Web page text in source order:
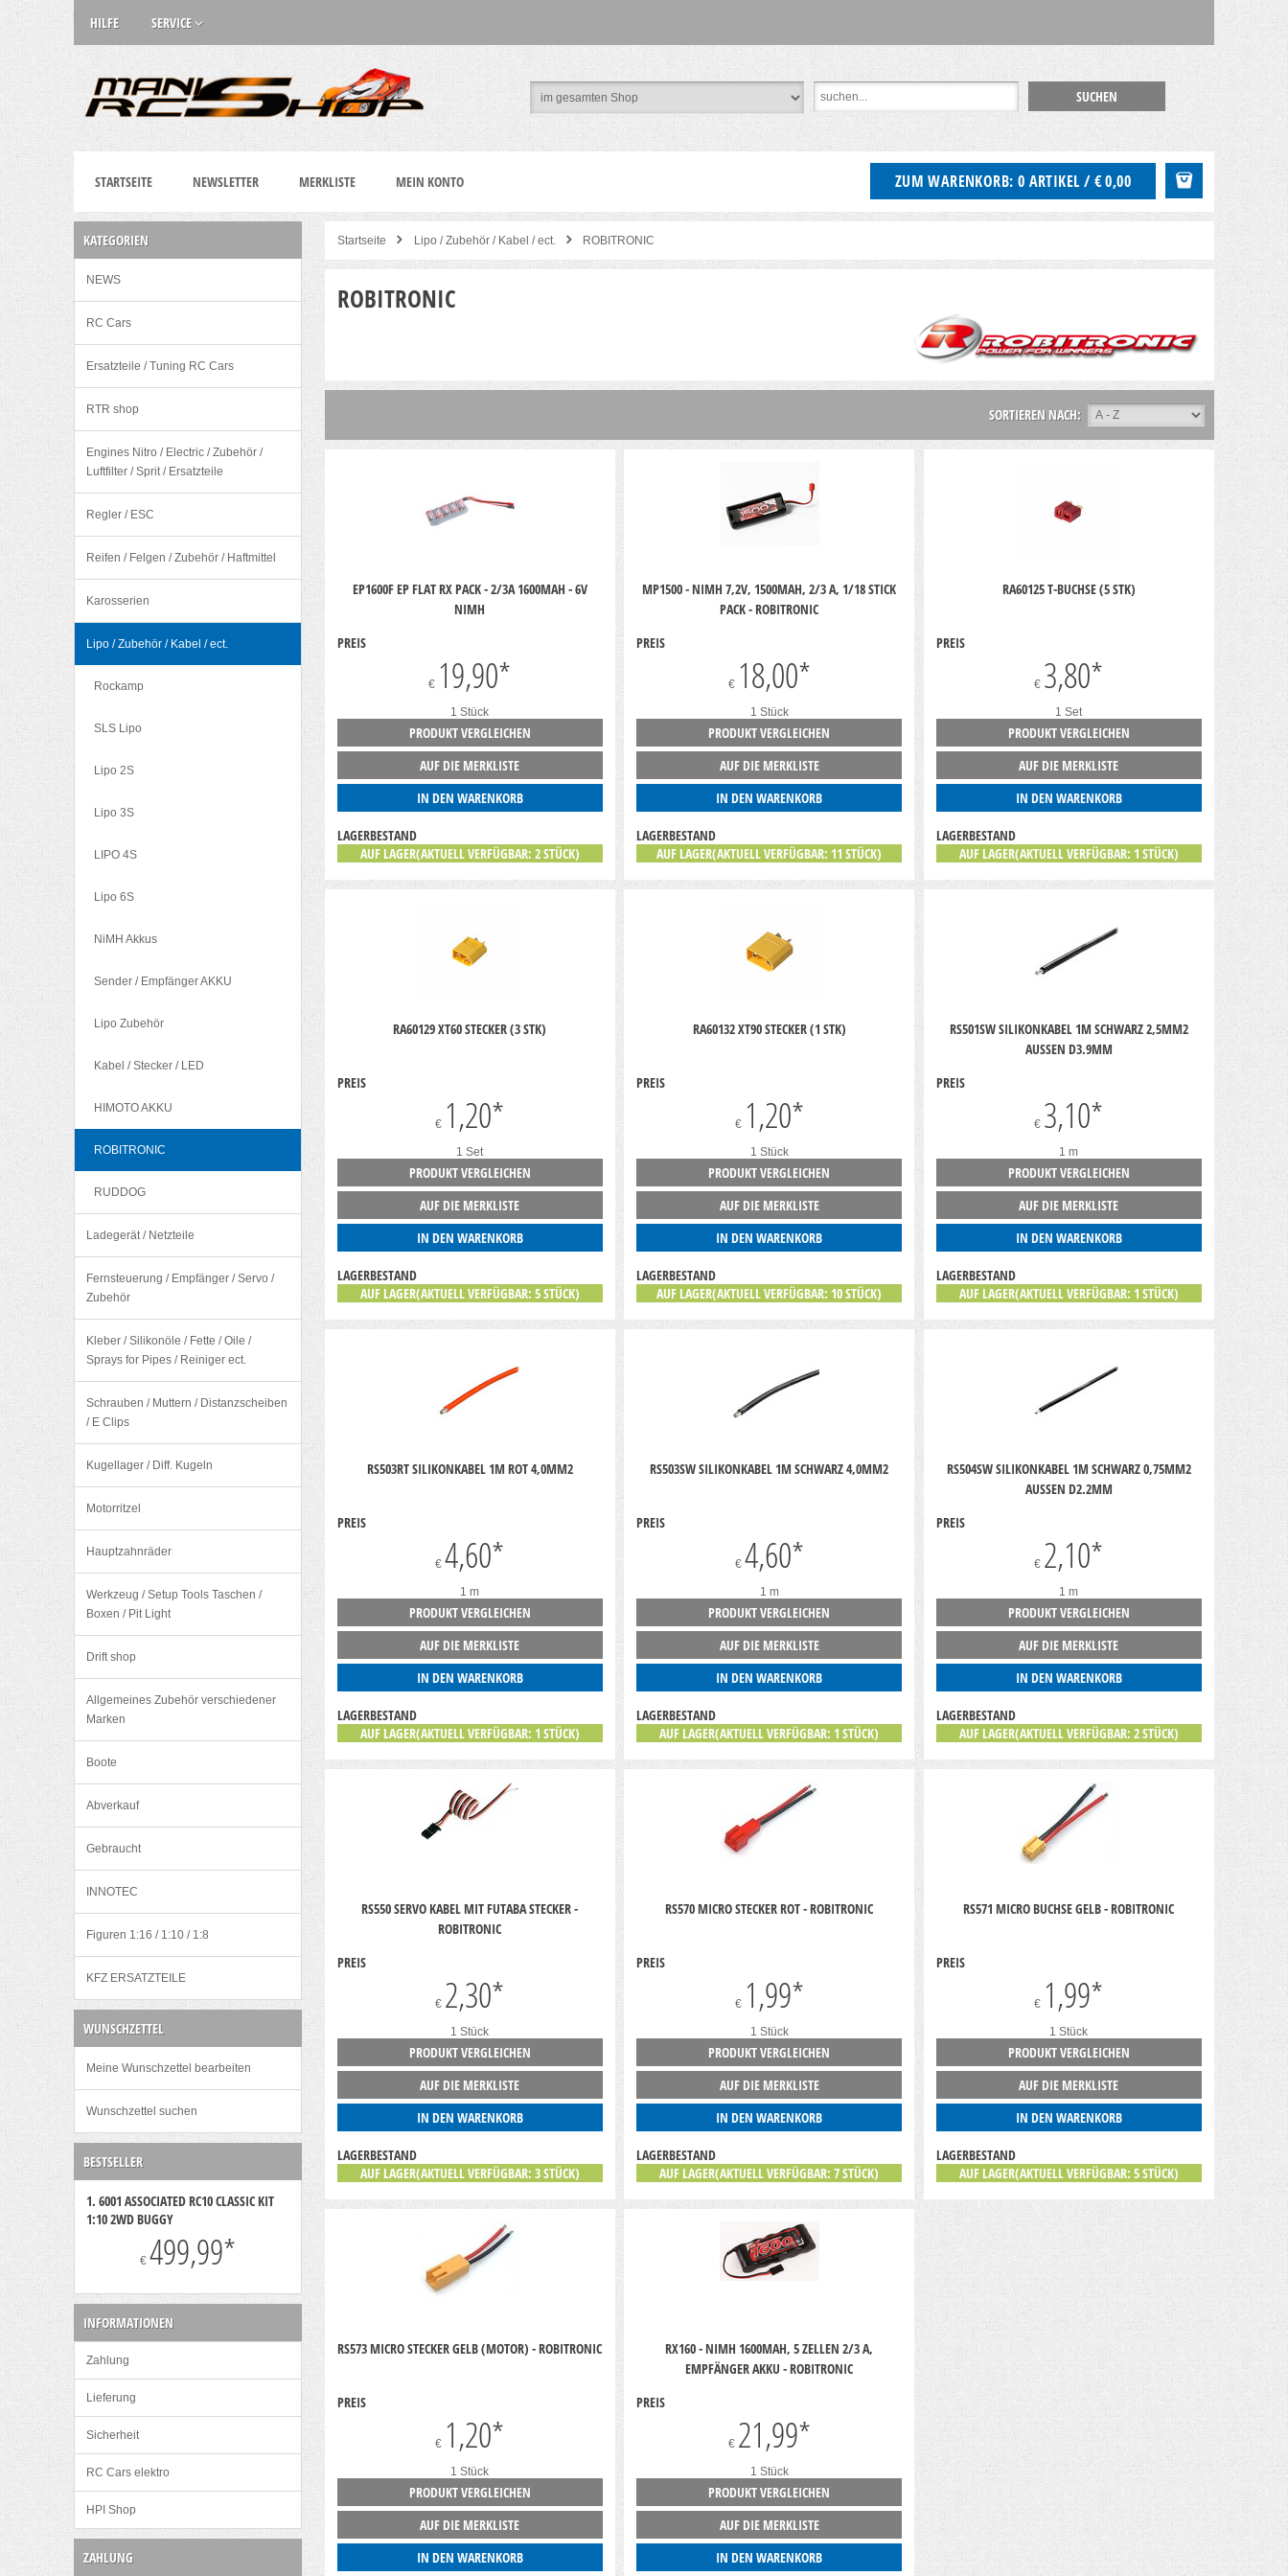
HILFE SERVICE
STARTSEITE NEWSLETTER MERKLISTE MEIN KONTO ZUM WARENKORB: 0 ARTIKEL / € 0,00
Startseite Lipo / Zubehör / Kabel / ect. ROBITRONIC
ROBITRONIC
SORTIEREN NACH:
EP1600F EP FLAT RX PACK - 2/3A 1600MAH - 6V
NIMH
PREIS
€ 19,90*
1 Stück
PRODUKT VERGLEICHEN
AUF DIE MERKLISTE
IN DEN WARENKORB
LAGERBESTAND
AUF LAGER(AKTUELL VERFÜGBAR: 2 STÜCK)
MP1500 - NIMH 7,2V, 1500MAH, 2/3 A, 1/18 STICK
PACK - ROBITRONIC
PREIS
€ 18,00*
1 Stück
PRODUKT VERGLEICHEN
AUF DIE MERKLISTE
IN DEN WARENKORB
LAGERBESTAND
AUF LAGER(AKTUELL VERFÜGBAR: 11 STÜCK)
RA60125 T-BUCHSE (5 STK)
PREIS
€ 3,80*
1 Set
PRODUKT VERGLEICHEN
AUF DIE MERKLISTE
IN DEN WARENKORB
LAGERBESTAND
AUF LAGER(AKTUELL VERFÜGBAR: 1 STÜCK)
RA60129 XT60 STECKER (3 STK)
PREIS
€ 1,20*
1 Set
PRODUKT VERGLEICHEN
AUF DIE MERKLISTE
IN DEN WARENKORB
LAGERBESTAND
AUF LAGER(AKTUELL VERFÜGBAR: 5 STÜCK)
RA60132 XT90 STECKER (1 STK)
PREIS
€ 1,20*
1 Stück
PRODUKT VERGLEICHEN
AUF DIE MERKLISTE
IN DEN WARENKORB
LAGERBESTAND
AUF LAGER(AKTUELL VERFÜGBAR: 10 STÜCK)
RS501SW SILIKONKABEL 1M SCHWARZ 2,5MM2
AUSSEN D3.9MM
PREIS
€ 3,10*
1 m
PRODUKT VERGLEICHEN
AUF DIE MERKLISTE
IN DEN WARENKORB
LAGERBESTAND
AUF LAGER(AKTUELL VERFÜGBAR: 1 STÜCK)
RS503RT SILIKONKABEL 1M ROT 4,0MM2
PREIS
€ 4,60*
1 m
PRODUKT VERGLEICHEN
AUF DIE MERKLISTE
IN DEN WARENKORB
LAGERBESTAND
AUF LAGER(AKTUELL VERFÜGBAR: 1 STÜCK)
RS503SW SILIKONKABEL 1M SCHWARZ 4,0MM2
PREIS
€ 4,60*
1 m
PRODUKT VERGLEICHEN
AUF DIE MERKLISTE
IN DEN WARENKORB
LAGERBESTAND
AUF LAGER(AKTUELL VERFÜGBAR: 1 STÜCK)
RS504SW SILIKONKABEL 1M SCHWARZ 0,75MM2
AUSSEN D2.2MM
PREIS
€ 2,10*
1 m
PRODUKT VERGLEICHEN
AUF DIE MERKLISTE
IN DEN WARENKORB
LAGERBESTAND
AUF LAGER(AKTUELL VERFÜGBAR: 2 STÜCK)
RS550 SERVO KABEL MIT FUTABA STECKER -
ROBITRONIC
PREIS
€ 2,30*
1 Stück
PRODUKT VERGLEICHEN
AUF DIE MERKLISTE
IN DEN WARENKORB
LAGERBESTAND
AUF LAGER(AKTUELL VERFÜGBAR: 3 STÜCK)
RS570 MICRO STECKER ROT - ROBITRONIC
PREIS
€ 1,99*
1 Stück
PRODUKT VERGLEICHEN
AUF DIE MERKLISTE
IN DEN WARENKORB
LAGERBESTAND
AUF LAGER(AKTUELL VERFÜGBAR: 7 STÜCK)
RS571 MICRO BUCHSE GELB - ROBITRONIC
PREIS
€ 1,99*
1 Stück
PRODUKT VERGLEICHEN
AUF DIE MERKLISTE
IN DEN WARENKORB
LAGERBESTAND
AUF LAGER(AKTUELL VERFÜGBAR: 5 STÜCK)
RS573 MICRO STECKER GELB (MOTOR) - ROBITRONIC
PREIS
€ 1,20*
1 Stück
PRODUKT VERGLEICHEN
AUF DIE MERKLISTE
IN DEN WARENKORB
RX160 - NIMH 1600MAH, 5 ZELLEN 2/3 A,
EMPFÄNGER AKKU - ROBITRONIC
PREIS
€ 21,99*
1 Stück
PRODUKT VERGLEICHEN
AUF DIE MERKLISTE
IN DEN WARENKORB
KATEGORIEN
NEWS
RC Cars
Ersatzteile / Tuning RC Cars
RTR shop
Engines Nitro / Electric / Zubehör /
Luftfilter / Sprit / Ersatzteile
Regler / ESC
Reifen / Felgen / Zubehör / Haftmittel
Karosserien
Lipo / Zubehör / Kabel / ect.
Rockamp
SLS Lipo
Lipo 2S
Lipo 3S
LIPO 4S
Lipo 6S
NiMH Akkus
Sender / Empfänger AKKU
Lipo Zubehör
Kabel / Stecker / LED
HIMOTO AKKU
ROBITRONIC
RUDDOG
Ladegerät / Netzteile
Fernsteuerung / Empfänger / Servo /
Zubehör
Kleber / Silikonöle / Fette / Oile /
Sprays for Pipes / Reiniger ect.
Schrauben / Muttern / Distanzscheiben
/ E Clips
Kugellager / Diff. Kugeln
Motorritzel
Hauptzahnräder
Werkzeug / Setup Tools Taschen /
Boxen / Pit Light
Drift shop
Allgemeines Zubehör verschiedener
Marken
Boote
Abverkauf
Gebraucht
INNOTEC
Figuren 1:16 / 1:10 / 1:8
KFZ ERSATZTEILE
WUNSCHZETTEL
Meine Wunschzettel bearbeiten
Wunschzettel suchen
BESTSELLER
1. 6001 ASSOCIATED RC10 CLASSIC KIT
1:10 2WD BUGGY
€ 499,99*
INFORMATIONEN
Zahlung
Lieferung
Sicherheit
RC Cars elektro
HPI Shop
ZAHLUNG